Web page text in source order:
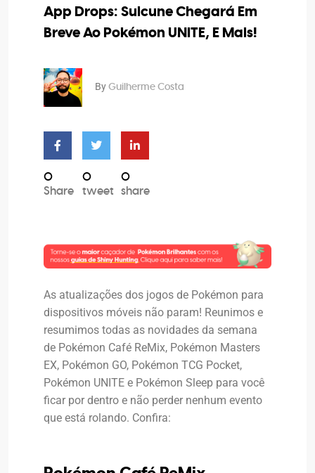
App Drops: Suicune Chegará Em
Breve Ao Pokémon UNITE, E Mais!
By Guilherme Costa
0
Share
0
tweet
0
share
As atualizações dos jogos de Pokémon para
dispositivos móveis não param! Reunimos e
resumimos todas as novidades da semana
de Pokémon Café ReMix, Pokémon Masters
EX, Pokémon GO, Pokémon TCG Pocket,
Pokémon UNITE e Pokémon Sleep para você
ficar por dentro e não perder nenhum evento
que está rolando. Confira: